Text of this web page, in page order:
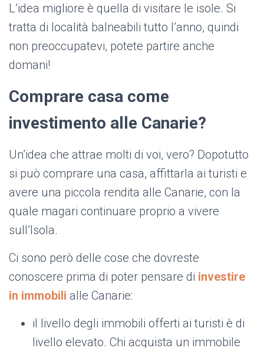
L’idea migliore è quella di visitare le isole. Si
tratta di località balneabili tutto l’anno, quindi
non preoccupatevi, potete partire anche
domani!
Comprare casa come
investimento alle Canarie?
Un’idea che attrae molti di voi, vero? Dopotutto
si può comprare una casa, affittarla ai turisti e
avere una piccola rendita alle Canarie, con la
quale magari continuare proprio a vivere
sull’Isola.
Ci sono però delle cose che dovreste
conoscere prima di poter pensare di investire
in immobili alle Canarie:
il livello degli immobili offerti ai turisti è di
livello elevato. Chi acquista un immobile